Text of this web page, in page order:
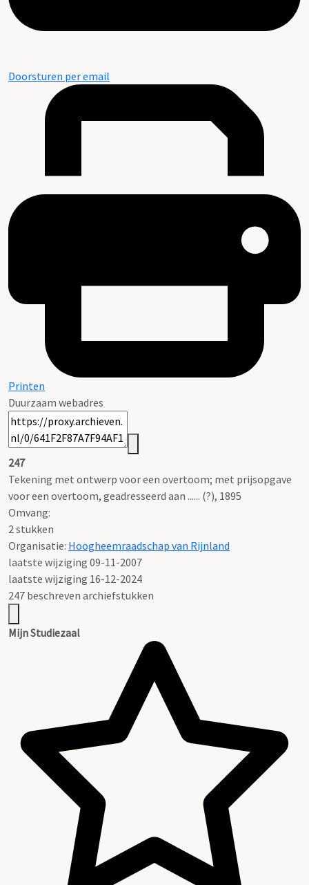
Doorsturen per email
Printen
Duurzaam webadres
247
Tekening met ontwerp voor een overtoom; met prijsopgave
voor een overtoom, geadresseerd aan ...... (?), 1895
Omvang:
2 stukken
Organisatie: Hoogheemraadschap van Rijnland
laatste wijziging 09-11-2007
laatste wijziging 16-12-2024
247 beschreven archiefstukken
Mijn Studiezaal